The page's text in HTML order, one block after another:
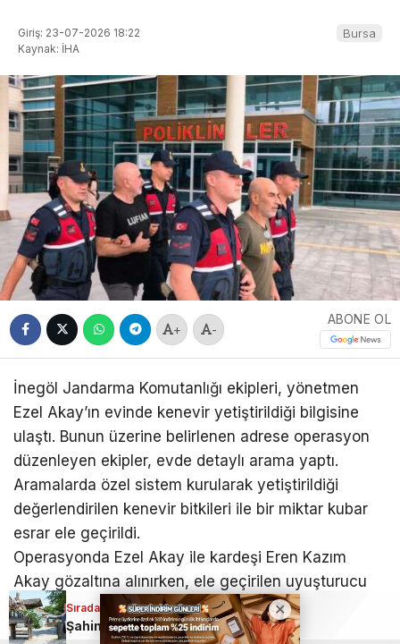
Giriş: 23-07-2026 18:22
Kaynak: İHA
Bursa
+ -
ABONE OL
İnegöl Jandarma Komutanlığı ekipleri, yönetmen
Ezel Akay’ın evinde kenevir yetiştirildiği bilgisine
ulaştı. Bunun üzerine belirlenen adrese operasyon
düzenleyen ekipler, evde detaylı arama yaptı.
Aramalarda özel sistem kurularak yetiştirildiği
değerlendirilen kenevir bitkileri ile bir miktar kubar
esrar ele geçirildi.
Operasyonda Ezel Akay ile kardeşi Eren Kazım
Akay gözaltına alınırken, ele geçirilen uyuşturucu
maddelere el konuldu.
Jandarmadaki işlemlerinin ardından adliyeye sevk
Sıradaki Haber
Şahin Biba, Bursa Hayvanat Bahçesi’nde incelemelerde bulundu!